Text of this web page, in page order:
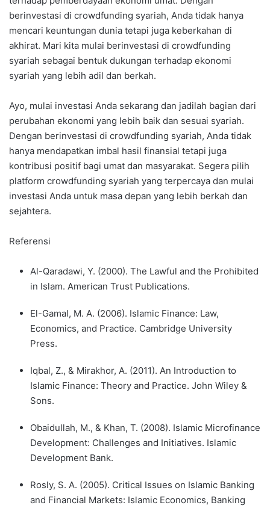
berinvestasi di crowdfunding syariah, Anda tidak hanya
mencari keuntungan dunia tetapi juga keberkahan di
akhirat. Mari kita mulai berinvestasi di crowdfunding
syariah sebagai bentuk dukungan terhadap ekonomi
syariah yang lebih adil dan berkah.
Ayo, mulai investasi Anda sekarang dan jadilah bagian dari
perubahan ekonomi yang lebih baik dan sesuai syariah.
Dengan berinvestasi di crowdfunding syariah, Anda tidak
hanya mendapatkan imbal hasil finansial tetapi juga
kontribusi positif bagi umat dan masyarakat. Segera pilih
platform crowdfunding syariah yang terpercaya dan mulai
investasi Anda untuk masa depan yang lebih berkah dan
sejahtera.
Referensi
Al-Qaradawi, Y. (2000). The Lawful and the Prohibited
in Islam. American Trust Publications.
El-Gamal, M. A. (2006). Islamic Finance: Law,
Economics, and Practice. Cambridge University
Press.
Iqbal, Z., & Mirakhor, A. (2011). An Introduction to
Islamic Finance: Theory and Practice. John Wiley &
Sons.
Obaidullah, M., & Khan, T. (2008). Islamic Microfinance
Development: Challenges and Initiatives. Islamic
Development Bank.
Rosly, S. A. (2005). Critical Issues on Islamic Banking
and Financial Markets: Islamic Economics, Banking